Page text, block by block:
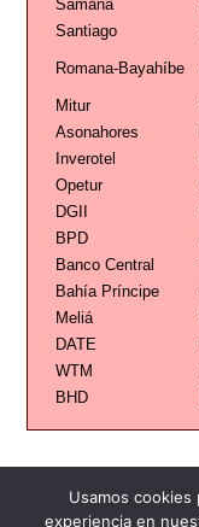
Samaná
Santiago
Romana-Bayahíbe
Mitur
Asonahores
Inverotel
Opetur
DGII
BPD
Banco Central
Bahía Príncipe
Meliá
DATE
WTM
BHD
Usamos cookies
experiencia en